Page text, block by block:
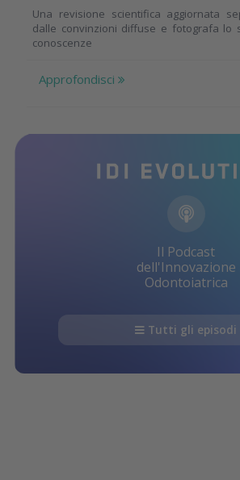
Una revisione scientifica aggiornata
dalle convinzioni diffuse e fotografa lo
conoscenze
Approfondisci
Il Podcast
dell'Innovazione
Odontoiatrica
Tutti gli episodi